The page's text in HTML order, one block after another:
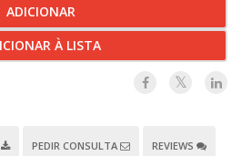
ADICIONAR
À LISTA
PEDIR CONSULTA REVIEWS